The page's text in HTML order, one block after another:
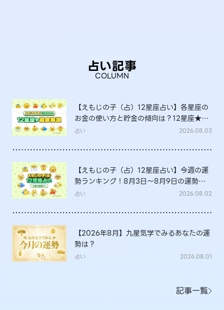
占い記事
COLUMN
【えもじの子（占）12星座占い】各星座の
お金の使い方と貯金の傾向は？12星座★徹
底解説
占い 2026.08.03
【えもじの子（占）12星座占い】今週の運
勢ランキング！8月3日～8月9日の運勢
は？
占い 2026.08.02
【2026年8月】九星気学でみるあなたの運
勢は？
占い 2026.08.01
記事一覧